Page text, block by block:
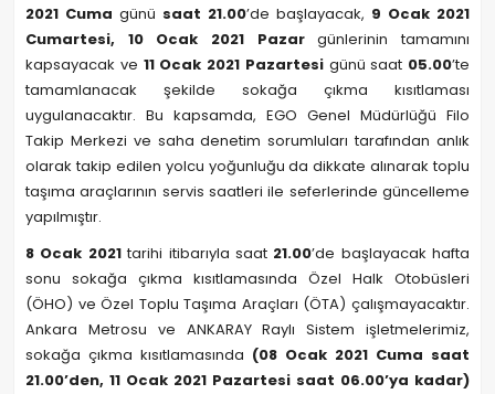
2021 Cuma günü saat 21.00’de başlayacak, 9 Ocak 2021
Cumartesi,
10 Ocak 2021 Pazargünlerinin tamamını
kapsayacak ve 11 Ocak 2021 Pazartesigünü saat 05.00’te
tamamlanacak şekilde sokağa çıkma kısıtlaması
uygulanacaktır. Bu kapsamda, EGO Genel Müdürlüğü Filo
Takip Merkezi ve saha denetim sorumluları tarafından anlık
olarak takip edilen yolcu yoğunluğu da dikkate alınarak toplu
taşıma araçlarının servis saatleri ile seferlerinde güncelleme
yapılmıştır.
8 Ocak 2021tarihi itibarıyla saat 21.00’de başlayacak hafta
sonu sokağa çıkma kısıtlamasında Özel Halk Otobüsleri
(ÖHO) ve Özel Toplu Taşıma Araçları (ÖTA) çalışmayacaktır.
Ankara Metrosu ve ANKARAY Raylı Sistem işletmelerimiz,
sokağa çıkma kısıtlamasında (08 Ocak 2021 Cuma saat
21.00’den, 11 Ocak 2021 Pazartesi saat 06.00’ya kadar)